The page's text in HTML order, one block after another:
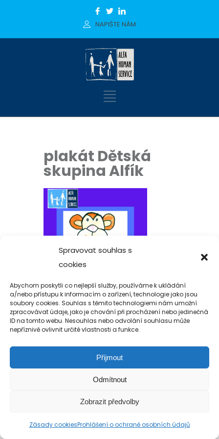
Spravovat souhlas s
cookies
Abychom poskytli co nejlepší služby, používáme k ukládání
a/nebo přístupu k informacím o zařízení, technologie jako jsou
soubory cookies. Souhlas s těmito technologiemi nám umožní
zpracovávat údaje, jako je chování při procházení nebo jedinečná
ID na tomto webu. Nesouhlas nebo odvolání souhlasu může
nepříznivě ovlivnit určité vlastnosti a funkce.
Přijmout
Odmítnout
Zobrazit předvolby
Zásady cookiesProhlášení o ochraně osobních údajů
NAPIŠTE NÁM
plakát Dětská
skupina Alfík
Copyright 2019-2026 Alfa Human Service
/ TM Servis - the technical motion s.r.o.